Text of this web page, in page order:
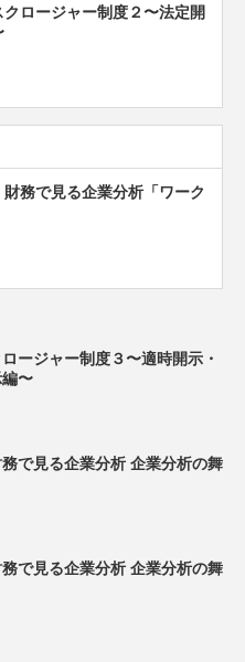
クロージャー制度２〜法定開
財務で見る企業分析「ワーク
ージャー制度３〜適時開示・
〜
で見る企業分析 企業分析の舞
で見る企業分析 企業分析の舞